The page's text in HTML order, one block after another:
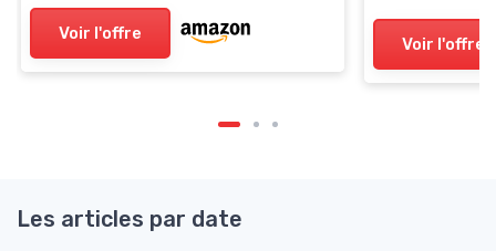
Voir l'offre
Voir l'offre
Les articles par date